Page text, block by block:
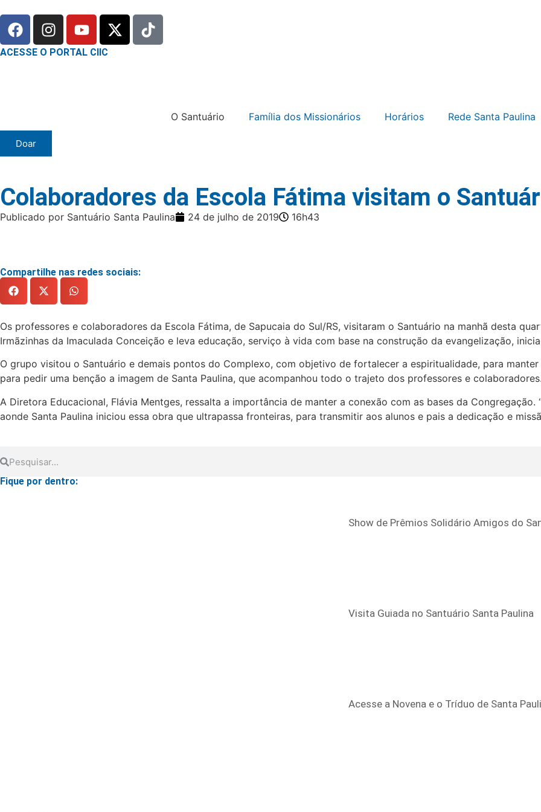
ACESSE O PORTAL CIIC
O Santuário Família dos Missionários Horários Rede Santa Paulina
Doar
Colaboradores da Escola Fátima visitam o
Publicado por Santuário Santa Paulina 24 de julho de 2019 16h43
Compartilhe nas redes sociais:
Os professores e colaboradores da Escola Fátima, de Sapucaia do Sul/RS, visitaram o Santuário na manhã desta
Irmãzinhas da Imaculada Conceição e leva educação, serviço à vida com base na construção da evangelização,
O grupo visitou o Santuário e demais pontos do Complexo, com objetivo de fortalecer a espiritualidade, para
para pedir uma benção a imagem de Santa Paulina, que acompanhou todo o trajeto dos professores e
A Diretora Educacional, Flávia Mentges, ressalta a importância de manter a conexão com as bases da
aonde Santa Paulina iniciou essa obra que ultrapassa fronteiras, para transmitir aos alunos e pais a dedicação e
Fique por dentro:
Show de Prêmios Solidário Amigos do
Visita Guiada no Santuário Santa Paulina
Acesse a Novena e o Tríduo de Santa